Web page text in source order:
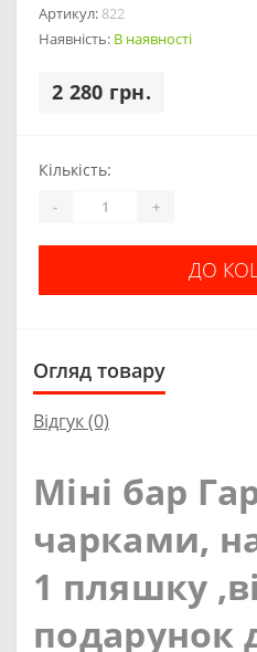
Артикул: 822
Наявність: В наявності
2 280 грн.
Кількість:
- +
ДО
Огляд товару
Відгук (0)
Міні бар
чарками,
1 пляшку
подарунок